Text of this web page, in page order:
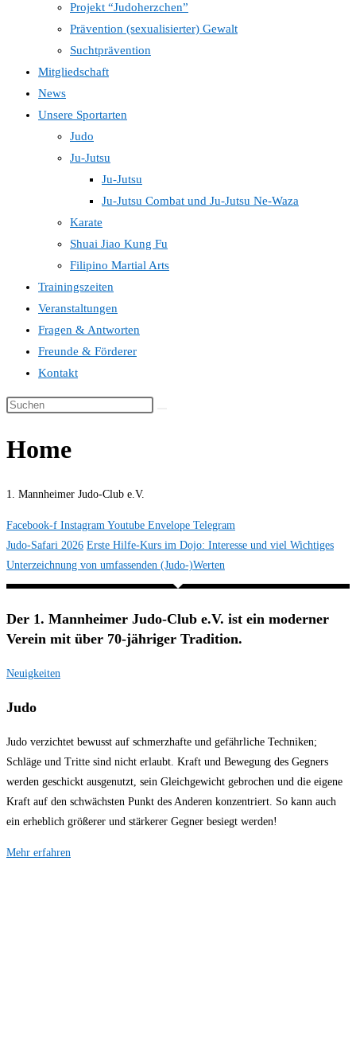
Projekt “Judoherzchen”
Prävention (sexualisierter) Gewalt
Suchtprävention
Mitgliedschaft
News
Unsere Sportarten
Judo
Ju-Jutsu
Ju-Jutsu
Ju-Jutsu Combat und Ju-Jutsu Ne-Waza
Karate
Shuai Jiao Kung Fu
Filipino Martial Arts
Trainingszeiten
Veranstaltungen
Fragen & Antworten
Freunde & Förderer
Kontakt
Home
1. Mannheimer Judo-Club e.V.
Facebook-f Instagram Youtube Envelope Telegram
Judo-Safari 2026 Erste Hilfe-Kurs im Dojo: Interesse und viel Wichtiges
Unterzeichnung von umfassenden (Judo-)Werten
Der 1. Mannheimer Judo-Club e.V. ist ein moderner
Verein mit über 70-jähriger Tradition.
Neuigkeiten
Judo
Judo verzichtet bewusst auf schmerzhafte und gefährliche Techniken;
Schläge und Tritte sind nicht erlaubt. Kraft und Bewegung des Gegners
werden geschickt ausgenutzt, sein Gleichgewicht gebrochen und die eigene
Kraft auf den schwächsten Punkt des Anderen konzentriert. So kann auch
ein erheblich größerer und stärkerer Gegner besiegt werden!
Mehr erfahren